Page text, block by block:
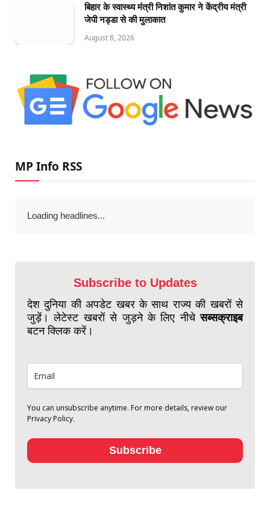
बिहार के स्वास्थ्य मंत्री निशांत कुमार ने केंद्रीय मंत्री
जेपी नड्डा से की मुलाकात
August 8, 2026
MP Info RSS
Loading headlines...
Subscribe to Updates
देश दुनिया की अपडेट खबर के साथ राज्य की खबरों से
जुड़ें। लेटेस्ट खबरों से जुड़ने के लिए नीचेसब्सक्राइब
बटन क्लिक करें।
You can unsubscribe anytime. For more details, review our
Privacy Policy.
Subscribe